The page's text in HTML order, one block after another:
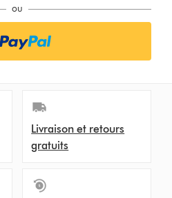
ou
Livraison et retours
gratuits